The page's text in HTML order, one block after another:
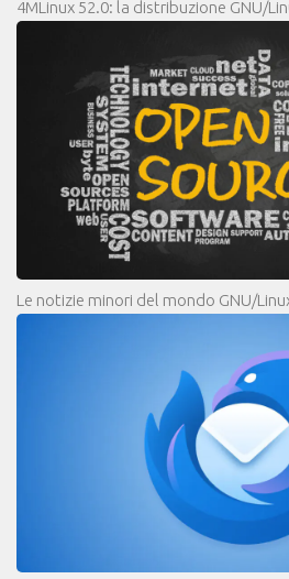
4MLinux 52.0: la distribuzione GNU/
Le notizie minori del mondo GNU/